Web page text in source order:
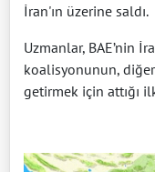
İran'ın üzerine saldı.
Uzmanlar, BAE’nin
koalisyonunun, diğer
getirmek için attığı